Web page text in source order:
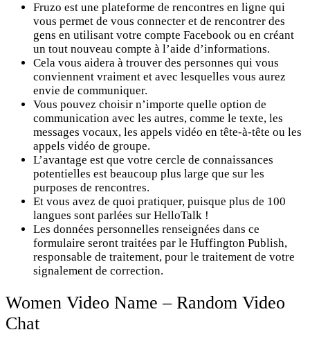
Fruzo est une plateforme de rencontres en ligne qui
vous permet de vous connecter et de rencontrer des
gens en utilisant votre compte Facebook ou en créant
un tout nouveau compte à l’aide d’informations.
Cela vous aidera à trouver des personnes qui vous
conviennent vraiment et avec lesquelles vous aurez
envie de communiquer.
Vous pouvez choisir n’importe quelle option de
communication avec les autres, comme le texte, les
messages vocaux, les appels vidéo en tête-à-tête ou les
appels vidéo de groupe.
L’avantage est que votre cercle de connaissances
potentielles est beaucoup plus large que sur les
purposes de rencontres.
Et vous avez de quoi pratiquer, puisque plus de 100
langues sont parlées sur HelloTalk !
Les données personnelles renseignées dans ce
formulaire seront traitées par le Huffington Publish,
responsable de traitement, pour le traitement de votre
signalement de correction.
Women Video Name – Random Video
Chat